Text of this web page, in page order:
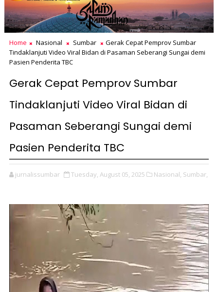
Home Nasional Sumbar
Gerak Cepat Pemprov Sumbar
Tindaklanjuti Video Viral Bidan di Pasaman Seberangi Sungai demi
Pasien Penderita TBC
Gerak Cepat Pemprov Sumbar
Tindaklanjuti Video Viral Bidan di
Pasaman Seberangi Sungai demi
Pasien Penderita TBC
jurnalissumbar Tuesday, August 05, 2025 Nasional, Sumbar,